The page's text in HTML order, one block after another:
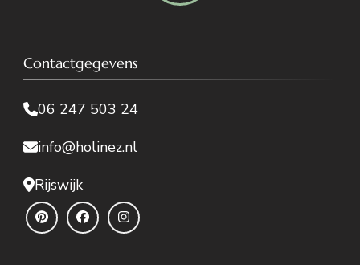
Contactgegevens
06 247 503 24
info@holinez.nl
Rijswijk